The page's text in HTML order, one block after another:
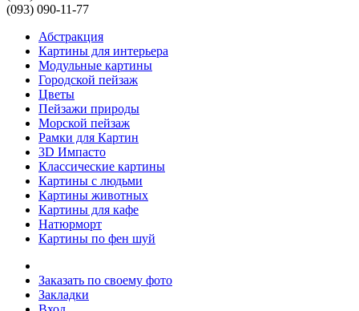
(093) 090-11-77
Абстракция
Картины для интерьера
Модульные картины
Городской пейзаж
Цветы
Пейзажи природы
Морской пейзаж
Рамки для Картин
3D Импасто
Классические картины
Картины с людьми
Картины животных
Картины для кафе
Натюрморт
Картины по фен шуй
Заказать по своему фото
Закладки